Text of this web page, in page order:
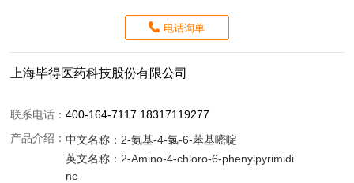
电话询单
上海毕得医药科技股份有限公司
联系电话：400-164-7117 18317119277
产品介绍：中文名称： 2-氨基-4-氯-6-苯基嘧啶
英文名称： 2-Amino-4-chloro-6-phenylpyrimidi
ne